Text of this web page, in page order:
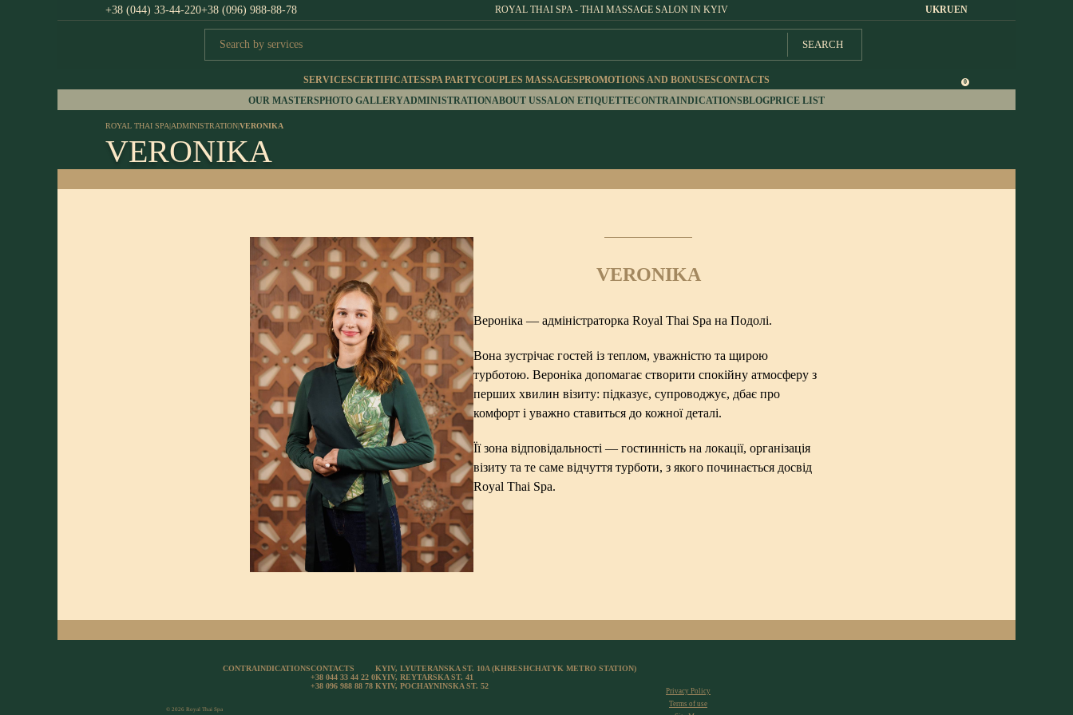
+38 (044) 33-44-220+38 (096) 988-88-78 ROYAL THAI SPA - THAI MASSAGE SALON IN KYIV UKRUEN
SEARCH
0
SERVICESCERTIFICATESSPA PARTYCOUPLES MASSAGESPROMOTIONS AND BONUSESCONTACTS
OUR MASTERSPHOTO GALLERYADMINISTRATIONABOUT USSALON ETIQUETTECONTRAINDICATIONSBLOGPRICE LIST
ROYAL THAI SPA|ADMINISTRATION|VERONIKA
VERONIKA
VERONIKA
Вероніка — адміністраторка Royal Thai Spa на Подолі.
Вона зустрічає гостей із теплом, уважністю та щирою
турботою. Вероніка допомагає створити спокійну атмосферу з
перших хвилин візиту: підказує, супроводжує, дбає про
комфорт і уважно ставиться до кожної деталі.
Її зона відповідальності — гостинність на локації, організація
візиту та те саме відчуття турботи, з якого починається досвід
Royal Thai Spa.
© 2026 Royal Thai Spa
CONTRAINDICATIONSCONTACTS
+38 044 33 44 22 0
+38 096 988 88 78
KYIV, LYUTERANSKA ST. 10A (KHRESHCHATYK METRO STATION)
KYIV, REYTARSKA ST. 41
KYIV, POCHAYNINSKA ST. 52
Privacy Policy
Terms of use